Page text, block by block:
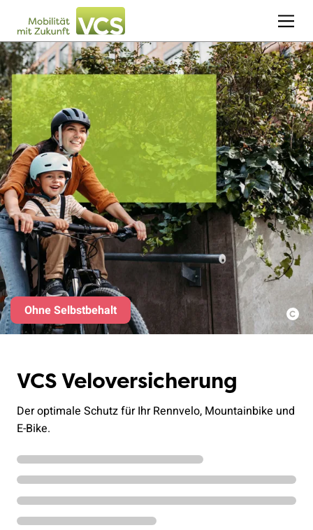
Ohne Selbstbehalt
VCS Veloversicherung
Der optimale Schutz für Ihr Rennvelo, Mountainbike und
E-Bike.